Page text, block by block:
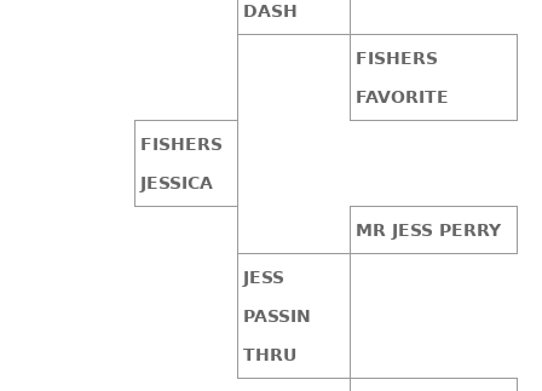
DASH
FISHERS
FAVORITE
FISHERS
JESSICA
MR JESS PERRY
JESS
PASSIN
THRU